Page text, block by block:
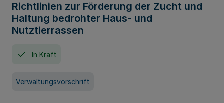
Richtlinien zur Förderung der Zucht und
Haltung bedrohter Haus- und
Nutztierrassen
In Kraft
Verwaltungsvorschrift